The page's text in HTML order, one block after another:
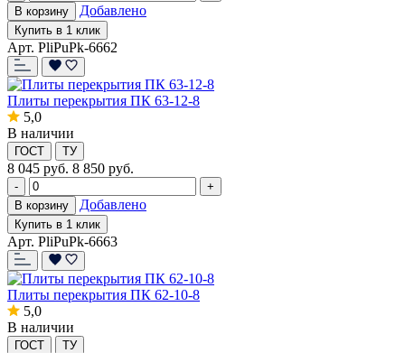
В корзину
Добавлено
Купить в 1 клик
Арт. PliPuPk-6662
Плиты перекрытия ПК 63-12-8
5,0
В наличии
ГОСТ ТУ
8 045 руб. 8 850 руб.
-
+
В корзину
Добавлено
Купить в 1 клик
Арт. PliPuPk-6663
Плиты перекрытия ПК 62-10-8
5,0
В наличии
ГОСТ ТУ